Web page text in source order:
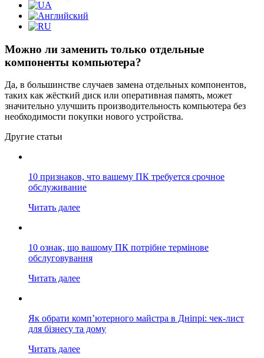
Можно ли заменить только отдельные
компоненты компьютера?
Да, в большинстве случаев замена отдельных компонентов,
таких как жёсткий диск или оперативная память, может
значительно улучшить производительность компьютера без
необходимости покупки нового устройства.
Другие статьи
10 признаков, что вашему ПК требуется срочное
обслуживание
Читать далее
10 ознак, що вашому ПК потрібне термінове
обслуговування
Читать далее
Як обрати комп’ютерного майстра в Дніпрі: чек-лист
для бізнесу та дому
Читать далее